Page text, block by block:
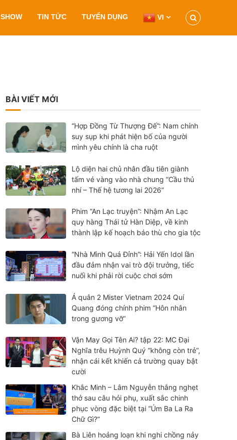
SHOW TIN TỨC TUYỂN DỤNG VI
BÀI VIẾT MỚI
“Hợp Đồng Từ Thượng Đế”: Nam chính
suy sụp khi phát hiện bố của người
mình yêu chính là cha ruột
Lộ diện hai chủ nhân đầu tiên giành
tấm vé vàng vào nhà chung “Cầu thủ
nhí – Thế hệ tương lai 2026”
Phim “An Lạc truyện”: Nhậm An Lạc
quy hàng Thái tử Hàn Diệp, về kinh
thành lập kế hoạch báo thù cho gia tộc
“Nhà Mình Quá Đỉnh”: Hải Yến Idol lần
đầu đảm nhận vai trò đội trưởng, tiếc
nuối khi phải rời cuộc chơi sớm
Á quân 2 Mister Vietnam 2024 Quí
Quang đóng chính phim “Hôn nhân
trong gương vỡ”
Vận May Gọi Tên Ai? tập 22: MC Đại
Nghĩa trêu Huỳnh Quý “không còn trẻ”,
nhận cái kết khiến cả trường quay bật
cười
Khắc Minh – Lâm Nguyễn thắng nghẹt
thở sau câu hỏi phụ, xuất sắc chinh
phục vòng đặc biệt tại “Úm Ba La Ra
Chữ Gì?”
Bà Liên hoảng loạn khi nghi chồng nảy